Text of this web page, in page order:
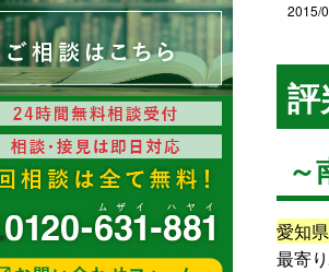
2015/
～
愛知
最寄